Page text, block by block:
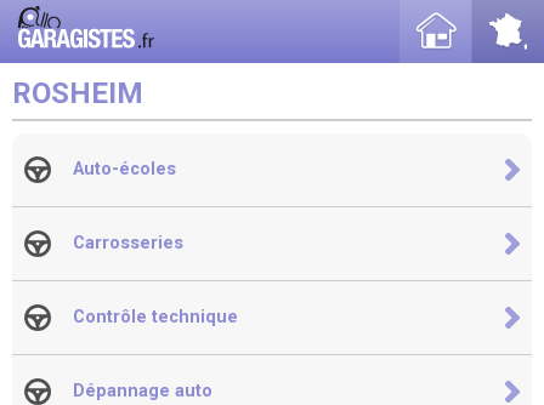
ROSHEIM
Auto-écoles
Carrosseries
Contrôle technique
Dépannage auto